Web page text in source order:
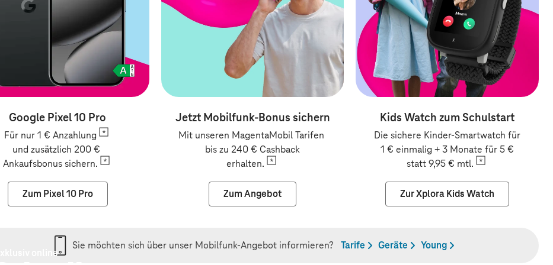
Google Pixel 10 Pro
Für nur 1 €Anzahlung
und zusätzlich 200 €
Ankaufsbonus sichern.
Zum Pixel 10 Pro
Jetzt Mobilfunk-Bonus sichern
Mit unseren MagentaMobil Tarifen
bis zu 240 € Cashback
erhalten.
Zum Angebot
Kids Watch zum Schulstart
Die sichere Kinder-Smartwatch für
1 € einmalig + 3 Monate für 5 €
statt 9,95 € mtl.
Zur Xplora Kids Watch
Sie möchten sich über unser Mobilfunk-Angebot informieren? Tarife Geräte Young
Exklusiv online